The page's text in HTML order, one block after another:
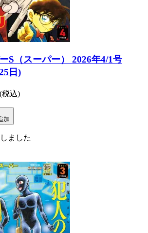
S（スーパー） 2026年4/1号
日)
(税込)
加
ました